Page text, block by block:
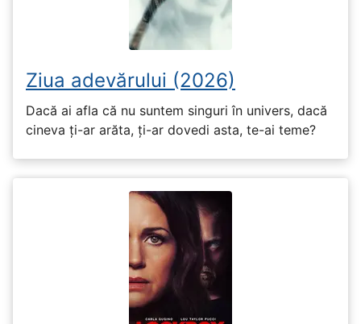
Ziua adevărului (2026)
Dacă ai afla că nu suntem singuri în univers, dacă
cineva ți-ar arăta, ți-ar dovedi asta, te-ai teme?